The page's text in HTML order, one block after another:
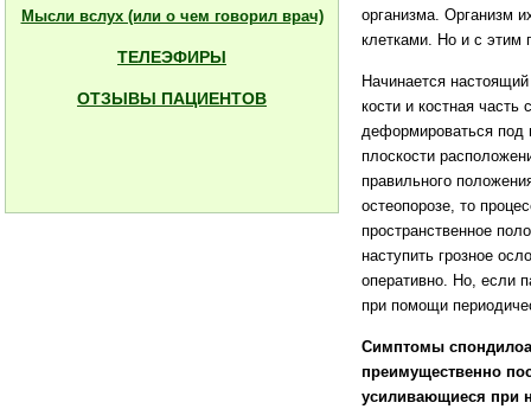
Мысли вслух (или о чем говорил врач)
ТЕЛЕЭФИРЫ
ОТЗЫВЫ ПАЦИЕНТОВ
организма. Организм
клетками. Но и с этим
Начинается
кости и костная часть
деформироваться под
плоскости
правильного
остеопорозе, то
пространственное
наступить грозное
оперативно. Но, если
при помощи
Симптомы
преимущественно
усиливающиеся при